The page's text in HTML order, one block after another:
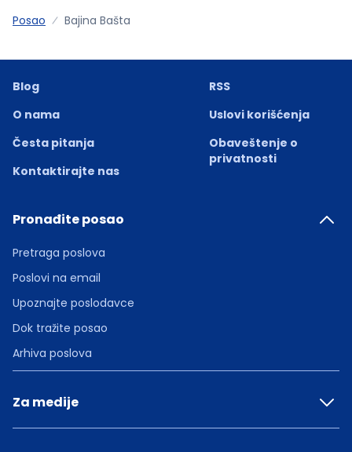
Posao Bajina Bašta
Blog
O nama
Česta pitanja
Kontaktirajte nas
RSS
Uslovi korišćenja
Obaveštenje o
privatnosti
Pronađite posao
Pretraga poslova
Poslovi na email
Upoznajte poslodavce
Dok tražite posao
Arhiva poslova
Za medije